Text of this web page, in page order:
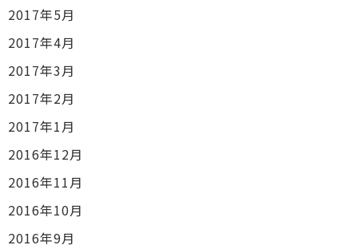
2017年5月
2017年4月
2017年3月
2017年2月
2017年1月
2016年12月
2016年11月
2016年10月
2016年9月